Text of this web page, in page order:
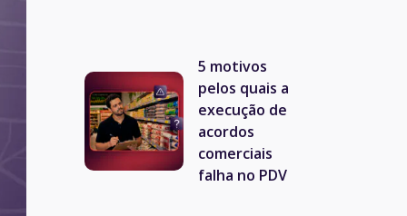
5 motivos
pelos quais a
execução de
acordos
comerciais
falha no PDV